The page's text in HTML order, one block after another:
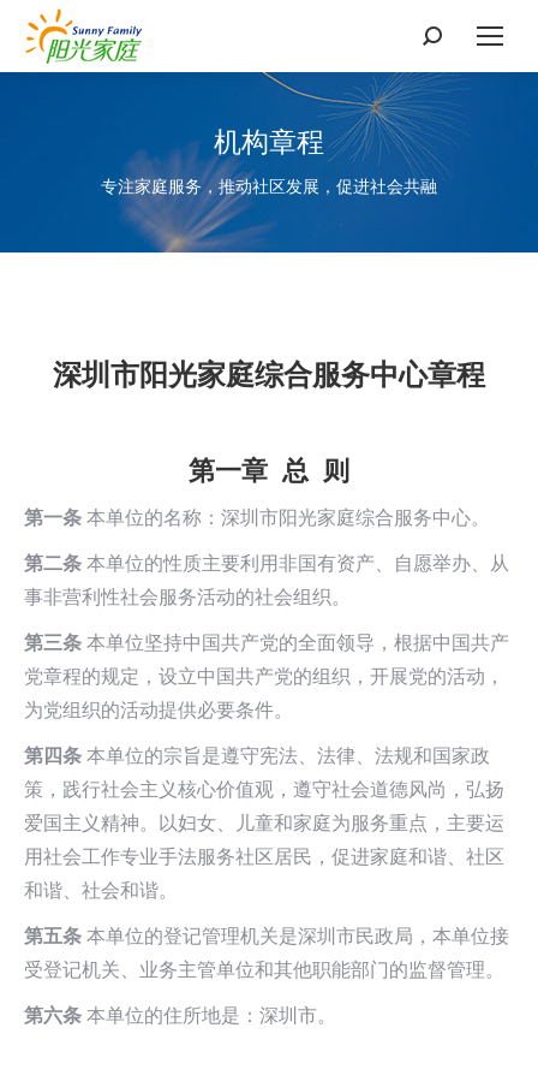
搜
索：
机构章程
专注家庭服务，推动社区发展，促进社会共融
深圳市阳光家庭综合服务中心章程
第一章 总 则
第一条 本单位的名称：深圳市阳光家庭综合服务中心。
第二条 本单位的性质主要利用非国有资产、自愿举办、从
事非营利性社会服务活动的社会组织。
第三条 本单位坚持中国共产党的全面领导，根据中国共产
党章程的规定，设立中国共产党的组织，开展党的活动，
为党组织的活动提供必要条件。
第四条 本单位的宗旨是遵守宪法、法律、法规和国家政
策，践行社会主义核心价值观，遵守社会道德风尚，弘扬
爱国主义精神。以妇女、儿童和家庭为服务重点，主要运
用社会工作专业手法服务社区居民，促进家庭和谐、社区
和谐、社会和谐。
第五条 本单位的登记管理机关是深圳市民政局，本单位接
受登记机关、业务主管单位和其他职能部门的监督管理。
第六条 本单位的住所地是：深圳市。